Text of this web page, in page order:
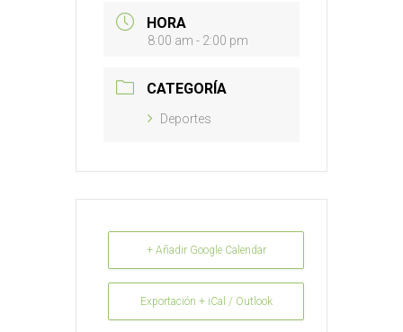
HORA
8:00 am - 2:00 pm
CATEGORÍA
Deportes
+ Añadir Google Calendar
Exportación + iCal / Outlook